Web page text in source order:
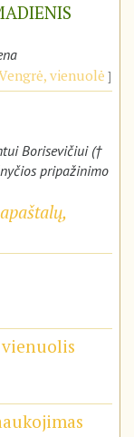
vienuolė
Borisevičiui (†
pripažinimo
vienuolis